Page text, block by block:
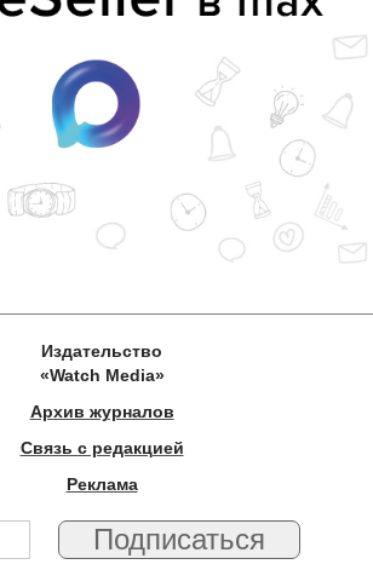
Издательство
«Watch Media»
Архив журналов
Связь с редакцией
Реклама